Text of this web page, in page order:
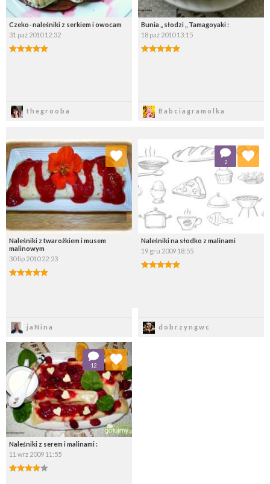
Czeko- naleśniki z serkiem i owocam
31 paź 2010 12:32
thegrooba
Bunia ,, słodzi ,, Tamagoyaki :
18 paź 2010 13:15
Babciagramolka
Naleśniki z twarożkiem i musem
malinowym
30 lip 2010 22:23
jaNina
Dodaj do ulubionych
Wybierz listę:
Naleśniki na słodko z malinami
19 gru 2009 18:55
dobrzyngwc
2
Dodaj do ulubionych
Wybierz listę:
Naleśniki z serem i malinami :
11 wrz 2009 11:55
12
Dodaj do ulubionych
Wybierz listę: